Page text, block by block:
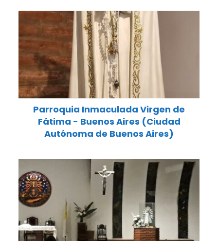
Parroquia Inmaculada Virgen de
Fátima - Buenos Aires (Ciudad
Autónoma de Buenos Aires)